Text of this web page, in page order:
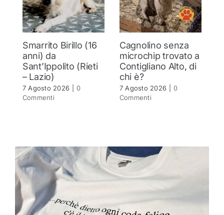
Smarrito Birillo (16
anni) da
Sant’Ippolito (Rieti
– Lazio)
7 Agosto 2026
0
Commenti
Cagnolino senza
microchip trovato a
Contigliano Alto, di
chi è?
7 Agosto 2026
0
Commenti